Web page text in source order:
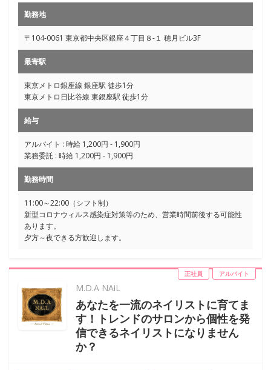
勤務地
〒104-0061 東京都中央区銀座４丁目８-１ 穂月ビル3F
最寄駅
東京メトロ銀座線 銀座駅 徒歩1分
東京メトロ日比谷線 東銀座駅 徒歩1分
給与
アルバイト : 時給 1,200円 - 1,900円
業務委託 : 時給 1,200円 - 1,900円
勤務時間
11:00～22:00（シフト制）
新型コロナウィルス感染症対策等のため、営業時間前後する可能性
あります。
夕方～夜できる方歓迎します。
正社員 アルバイト
M.D.A NAiL
あなたを一流のネイリストに育てま
す！トレンドのサロンから個性を発
信できるネイリストになりません
か？